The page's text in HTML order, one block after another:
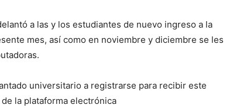
a las y los estudiantes de nuevo ingreso a la
mes, así como en noviembre y diciembre se les
universitario a registrarse para recibir este
la plataforma electrónica